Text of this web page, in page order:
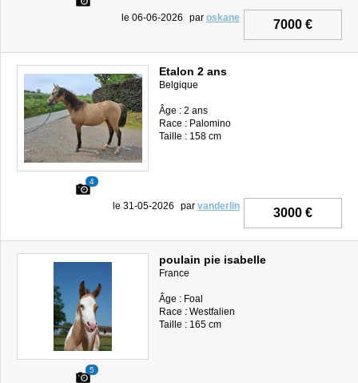
7000 €
le 06-06-2026 par oskane
4
Etalon 2 ans
Belgique
Âge : 2 ans
Race : Palomino
Taille : 158 cm
3000 €
le 31-05-2026 par vanderlin
5
poulain pie isabelle
France
Âge : Foal
Race : Westfalien
Taille : 165 cm